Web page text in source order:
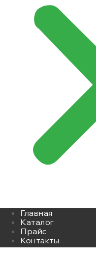
Главная
Каталог
Прайс
Контакты